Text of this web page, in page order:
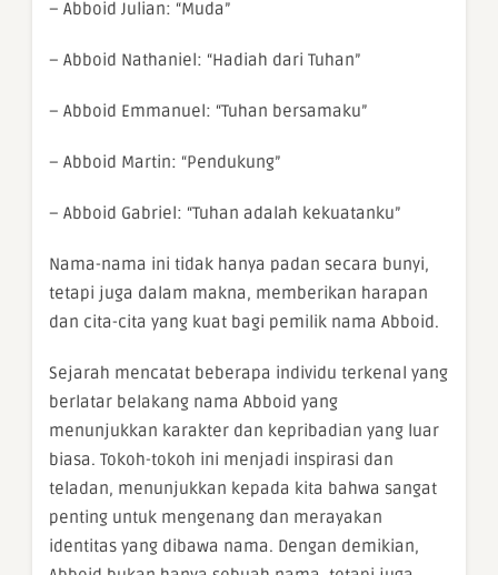
– Abboid Julian: “Muda”
– Abboid Nathaniel: “Hadiah dari Tuhan”
– Abboid Emmanuel: “Tuhan bersamaku”
– Abboid Martin: “Pendukung”
– Abboid Gabriel: “Tuhan adalah kekuatanku”
Nama-nama ini tidak hanya padan secara bunyi,
tetapi juga dalam makna, memberikan harapan
dan cita-cita yang kuat bagi pemilik nama Abboid.
Sejarah mencatat beberapa individu terkenal yang
berlatar belakang nama Abboid yang
menunjukkan karakter dan kepribadian yang luar
biasa. Tokoh-tokoh ini menjadi inspirasi dan
teladan, menunjukkan kepada kita bahwa sangat
penting untuk mengenang dan merayakan
identitas yang dibawa nama. Dengan demikian,